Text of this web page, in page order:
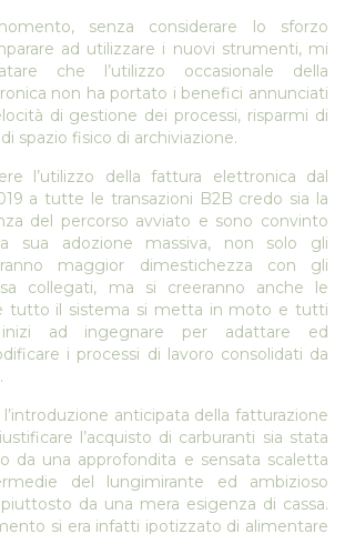
senza considerare lo sforzo
ad utilizzare i nuovi strumenti, mi
che l’utilizzo occasionale della
non ha portato i benefici annunciati
di gestione dei processi, risparmi di
spazio fisico di archiviazione.
l’utilizzo della fattura elettronica dal
a tutte le transazioni B2B credo sia la
del percorso avviato e sono convinto
sua adozione massiva, non solo gli
maggior dimestichezza con gli
collegati, ma si creeranno anche le
tutto il sistema si metta in moto e tutti
ad ingegnare per adattare ed
i processi di lavoro consolidati da
anticipata della fatturazione
l’acquisto di carburanti sia stata
da una approfondita e sensata scaletta
del lungimirante ed ambizioso
da una mera esigenza di cassa.
si era infatti ipotizzato di alimentare